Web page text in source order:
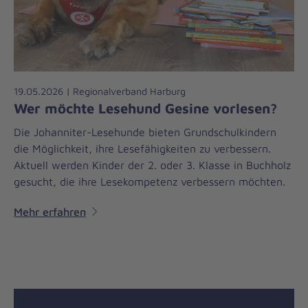
19.05.2026 | Regionalverband Harburg
Wer möchte Lesehund Gesine vorlesen?
Die Johanniter-Lesehunde bieten Grundschulkindern
die Möglichkeit, ihre Lesefähigkeiten zu verbessern.
Aktuell werden Kinder der 2. oder 3. Klasse in Buchholz
gesucht, die ihre Lesekompetenz verbessern möchten.
Mehr erfahren